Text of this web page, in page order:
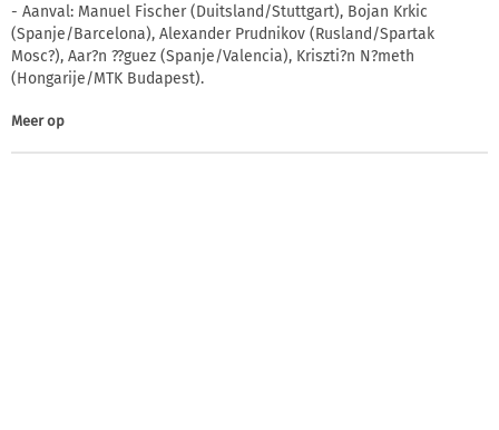
- Aanval: Manuel Fischer (Duitsland/Stuttgart), Bojan Krkic
(Spanje/Barcelona), Alexander Prudnikov (Rusland/Spartak
Mosc?), Aar?n ??guez (Spanje/Valencia), Kriszti?n N?meth
(Hongarije/MTK Budapest).
Meer op